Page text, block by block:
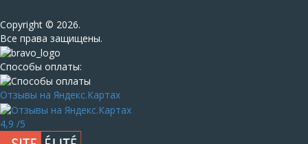
Сopyright © 2026.
Все права защищены.
Способы оплаты:
Отзывы на Яндекс.Картах
4,9 /5